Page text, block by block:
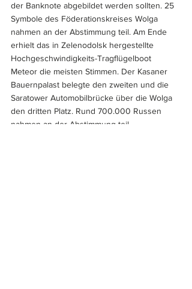
der Banknote abgebildet werden sollten. 25
Symbole des Föderationskreises Wolga
nahmen an der Abstimmung teil. Am Ende
erhielt das in Zelenodolsk hergestellte
Hochgeschwindigkeits-Tragflügelboot
Meteor die meisten Stimmen. Der Kasaner
Bauernpalast belegte den zweiten und die
Saratower Automobilbrücke über die Wolga
den dritten Platz. Rund 700.000 Russen
nahmen an der Abstimmung teil.